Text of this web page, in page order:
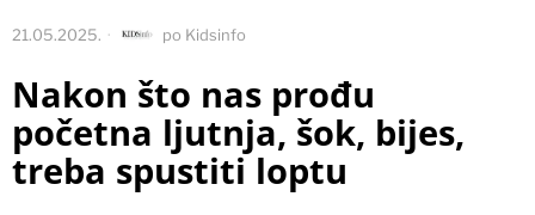
21.05.2025. po Kidsinfo
Nakon što nas prođu
početna ljutnja, šok, bijes,
treba spustiti loptu